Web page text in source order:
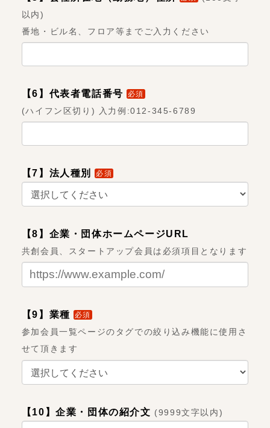
以内)
番地・ビル名、フロア等までご入力ください
【6】代表者電話番号 必須
(ハイフン区切り) 入力例:012-345-6789
【7】法人種別 必須
【8】企業・団体ホームページURL
共創会員、スタートアップ会員は必須項目となります
【9】業種 必須
参加会員一覧ページのタグでの絞り込み機能に使用さ
せて頂きます
【10】企業・団体の紹介文 (9999文字以内)